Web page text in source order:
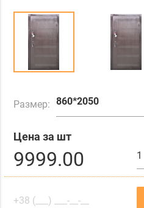
Размер:
Цена за шт
9999.00